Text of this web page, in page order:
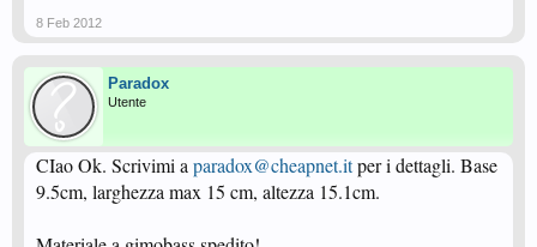
8 Feb 2012
Paradox
Utente
CIao Ok. Scrivimi a paradox@cheapnet.itper i dettagli. Base
9.5cm, larghezza max 15 cm, altezza 15.1cm.